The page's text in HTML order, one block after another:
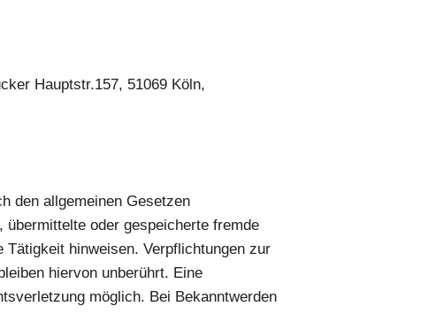
Hauptstr.157, 51069 Köln,
den allgemeinen Gesetzen
oder gespeicherte fremde
hinweisen. Verpflichtungen zur
hiervon unberührt. Eine
möglich. Bei Bekanntwerden